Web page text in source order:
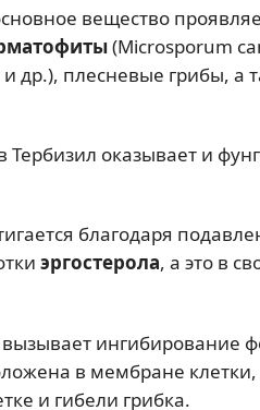
вещество
(Microsporum
др.), плесневые грибы,
оказывает и
благодаря
эргостерола, а это в
ингибирование
в мембране
и гибели грибка.